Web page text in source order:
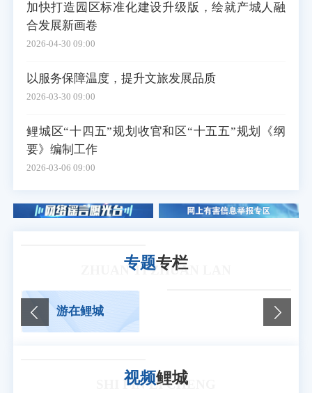
加快打造园区标准化建设升级版，绘就产城人融
合发展新画卷
2026-04-30 09:00
以服务保障温度，提升文旅发展品质
2026-03-30 09:00
鲤城区“十四五”规划收官和区“十五五”规划《纲
要》编制工作
2026-03-06 09:00
专题专栏
ZHUAN TI ZHUAN LAN
游在鲤城
视频鲤城
SHI PIN LI CHENG